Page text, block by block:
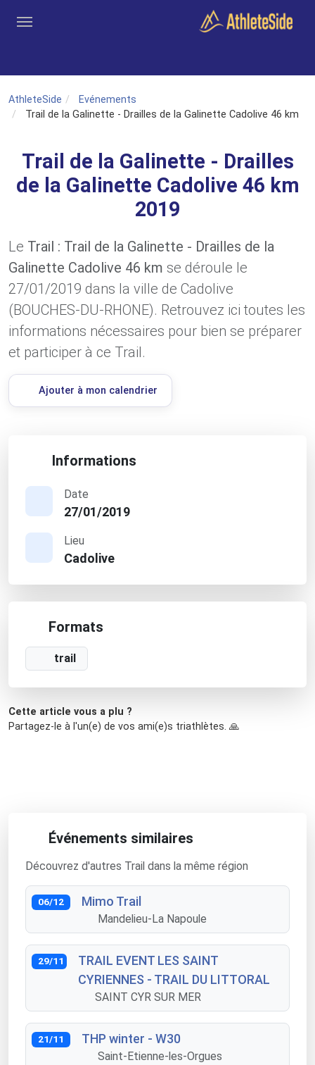
AthleteSide
Evénements
Trail de la Galinette - Drailles de la Galinette Cadolive 46 km
Trail de la Galinette - Drailles
de la Galinette Cadolive 46 km
2019
Le Trail : Trail de la Galinette - Drailles de la
Galinette Cadolive 46 km se déroule le
27/01/2019 dans la ville de Cadolive
(BOUCHES-DU-RHONE). Retrouvez ici toutes les
informations nécessaires pour bien se préparer
et participer à ce Trail.
Ajouter à mon calendrier
Informations
Date
27/01/2019
Lieu
Cadolive
Formats
trail
Cette article vous a plu ?
Partagez-le à l'un(e) de vos ami(e)s triathlètes. 🙏
Événements similaires
Découvrez d'autres Trail dans la même région
06/12 Mimo Trail
Mandelieu-La Napoule
29/11
TRAIL EVENT LES SAINT
CYRIENNES - TRAIL DU LITTORAL
SAINT CYR SUR MER
21/11 THP winter - W30
Saint-Etienne-les-Orgues